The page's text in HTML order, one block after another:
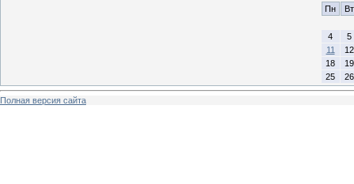
Пн Вт
4
5
11
12
18
19
25
26
Полная версия сайта